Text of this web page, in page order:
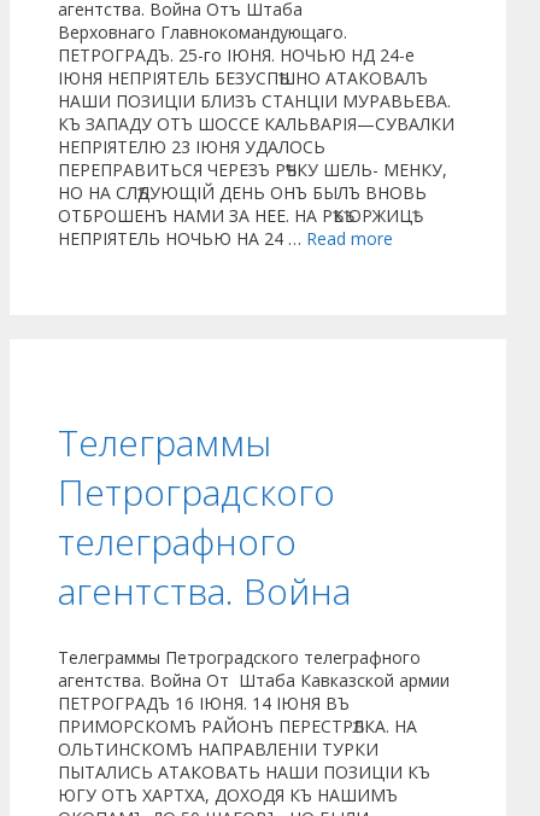
агентства. Война Отъ Штаба
Верховнаго Главнокомандующаго.
ПЕТРОГРАДЪ. 25-го ІЮНЯ. НОЧЬЮ НД 24-е
ІЮНЯ НЕПРІЯТЕЛЬ БЕЗУСПѢШНО АТАКОВАЛЪ
НАШИ ПОЗИЦІИ БЛИЗЪ СТАНЦІИ МУРАВЬЕВА.
КЪ ЗАПАДУ ОТЪ ШОССЕ КАЛЬВАРІЯ—СУВАЛКИ
НЕПРІЯТЕЛЮ 23 ІЮНЯ УДАЛОСЬ
ПЕРЕПРАВИТЬСЯ ЧЕРЕЗЪ РѢЧКУ ШЕЛЬ- МЕНКУ,
НО НА СЛѢДУЮЩІЙ ДЕНЬ ОНЪ БЫЛЪ ВНОВЬ
ОТБРОШЕНЪ НАМИ ЗА НЕЕ. НА РѢКѢ ОРЖИЦѢ
НЕПРІЯТЕЛЬ НОЧЬЮ НА 24 … Read more
Телеграммы
Петроградского
телеграфного
агентства. Война
Телеграммы Петроградского телеграфного
агентства. Война От Штаба Кавказской армии
ПЕТРОГРАДЪ 16 ІЮНЯ. 14 ІЮНЯ ВЪ
ПРИМОРСКОМЪ РАЙОНЪ ПЕРЕСТРѢЛКА. НА
ОЛЬТИНСКОМЪ НАПРАВЛЕНІИ ТУРКИ
ПЫТАЛИСЬ АТАКОВАТЬ НАШИ ПОЗИЦІИ КЪ
ЮГУ ОТЪ ХАРТХА, ДОХОДЯ КЪ НАШИМЪ